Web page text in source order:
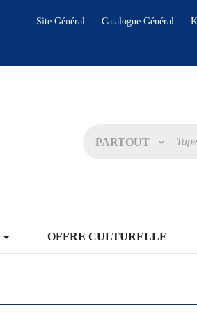
Site Général Catalogue Général
PARTOUT
OFFRE CULTURELLE